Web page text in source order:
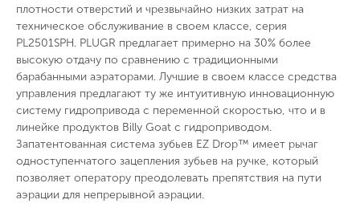
плотности отверстий и чрезвычайно низких затрат на
техническое обслуживание в своем классе, серия
PL2501SPH. PLUGR предлагает примерно на 30% более
высокую отдачу по сравнению с традиционными
барабанными аэраторами. Лучшие в своем классе средства
управления предлагают ту же интуитивную инновационную
систему гидропривода с переменной скоростью, что и в
линейке продуктов Billy Goat с гидроприводом.
Запатентованная система зубьев EZ Drop™ имеет рычаг
одноступенчатого зацепления зубьев на ручке, который
позволяет оператору преодолевать препятствия на пути
аэрации для непрерывной аэрации.